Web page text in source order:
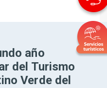
año
del Turismo
Verde del